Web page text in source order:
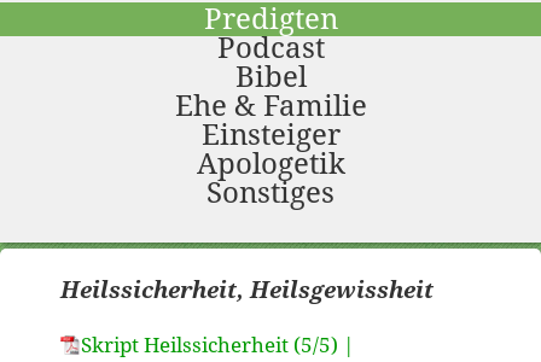
Predigten
Podcast
Bibel
Ehe & Familie
Einsteiger
Apologetik
Sonstiges
Heilssicherheit, Heilsgewissheit
Skript Heilssicherheit (5/5) |